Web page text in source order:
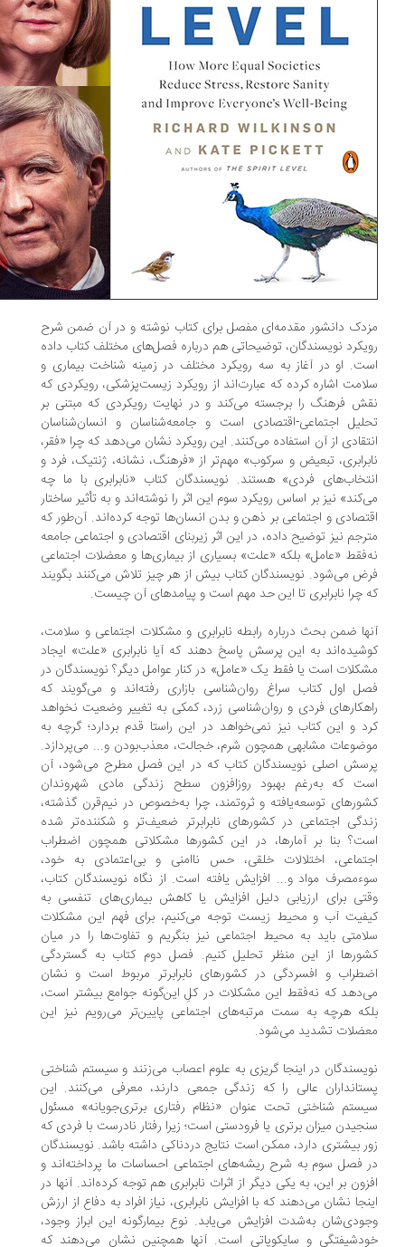
دانشور مقدمه‌ای مفصل برای کتاب نوشته و در آن ضمن شرح
نویسندگان، توضیحاتی هم درباره فصل‌های مختلف کتاب داده
او در آغاز به سه رویکرد مختلف در زمینه شناخت بیماری و
اشاره کرده که عبارت‌اند از رویکرد زیست‌پزشکی، رویکردی که
فرهنگ را برجسته می‌کند و در نهایت رویکردی که مبتنی بر
اجتماعی-اقتصادی است و جامعه‌شناسان و انسان‌شناسان
از آن استفاده می‌کنند. این رویکرد نشان می‌دهد که چرا «فقر،
تبعیض و سرکوب» مهم‌تر از «فرهنگ، نشانه، ژنتیک، فرد و
فردی» هستند. نویسندگان کتاب «نابرابری با ما چه
نیز بر اساس رویکرد سوم این اثر را نوشته‌اند و به تأثیر ساختار
و اجتماعی بر ذهن و بدن انسان‌ها توجه کرده‌اند. آن‌طور که
نیز توضیح داده، در این اثر زیربنای اقتصادی و اجتماعی جامعه
«عامل» بلکه «علت» بسیاری از ‌بیماری‌ها و معضلات اجتماعی
می‌شود. نویسندگان کتاب بیش از هر چیز تلاش می‌کنند بگویند
چرا نابرابری تا این حد مهم است و پیامدهای آن چیست.
ضمن بحث درباره رابطه نابرابری و مشکلات اجتماعی و سلامت،
به این پرسش پاسخ دهند که آیا نابرابری «علت» ایجاد
است یا فقط یک «عامل» در کنار عوامل دیگر؟ نویسندگان در
اول کتاب ‌سراغ روان‌شناسی بازاری رفته‌اند و می‌گویند که
فردی و ‌‌‌‌‌‌روان‌شناسی زرد، کمکی به تغییر وضعیت نخواهد
و این کتاب نیز‌ نمی‌خواهد در این راستا قدم بردارد؛ گرچه به
مشابهی همچون شرم، خجالت، معذب‌بودن و... می‌پردازد.
اصلی نویسندگان کتاب که در این فصل مطرح می‌شود، آن
که به‌رغم بهبود روزافزون سطح زندگی مادی شهروندان
‌توسعه‌یافته و ثروتمند، چرا به‌خصوص در نیم‌قرن گذشته،
اجتماعی در کشورهای نابرابرتر ضعیف‌تر و شکننده‌تر شده
بنا بر آمارها، در این کشورها مشکلاتی همچون اضطراب
اختلالات خلقی، حس ناامنی و بی‌اعتمادی به خود،
مواد و... ‌افزایش یافته است. از نگاه نویسندگان کتاب،
برای ارزیابی دلیل افزایش یا کاهش ‌بیماری‌های تنفسی به
آب و محیط‌ زیست توجه می‌کنیم، برای فهم این مشکلات
باید به محیط اجتماعی نیز بنگریم و تفاوت‌ها را در میان
از این منظر تحلیل کنیم. فصل دوم کتاب به گستردگی
و افسردگی در کشورهای نابرابرتر مربوط است و نشان
که نه‌فقط این مشکلات در کلِ این‌گونه جوامع بیشتر است،
هر‌چه به سمت مرتبه‌های اجتماعی پایین‌تر می‌رویم نیز این
تشدید می‌شود.
در ‌اینجا گریزی به علوم اعصاب می‌زنند و سیستم شناختی
عالی را که زندگی جمعی دارند، معرفی می‌کنند. این
شناختی تحت عنوان «نظام رفتاری برتری‌جویانه» مسئول
میزان برتری یا فرودستی است؛ زیرا رفتار نادرست با فردی که
بیشتری دارد، ممکن است نتایج دردناکی داشته باشد. نویسندگان
فصل سوم به شرح ریشه‌های اجتماعی احساسات ما پرداخته‌اند و
بر این، به یکی دیگر از اثرات نابرابری هم توجه کرده‌اند. آنها در
نشان می‌دهند که با افزایش نابرابری، نیاز افراد به دفاع از ارزش
به‌شدت افزایش می‌یابد. نوع بیمارگونه این ابراز وجود،
و سایکوپاتی است. آنها همچنین نشان می‌دهند که